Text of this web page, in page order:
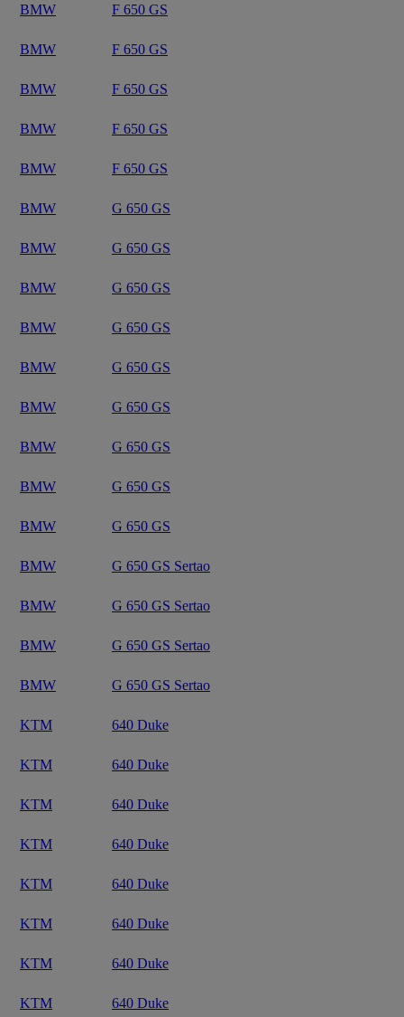
BMW F 650 GS
BMW F 650 GS
BMW F 650 GS
BMW F 650 GS
BMW F 650 GS
BMW G 650 GS
BMW G 650 GS
BMW G 650 GS
BMW G 650 GS
BMW G 650 GS
BMW G 650 GS
BMW G 650 GS
BMW G 650 GS
BMW G 650 GS
BMW G 650 GS Sertao
BMW G 650 GS Sertao
BMW G 650 GS Sertao
BMW G 650 GS Sertao
KTM 640 Duke
KTM 640 Duke
KTM 640 Duke
KTM 640 Duke
KTM 640 Duke
KTM 640 Duke
KTM 640 Duke
KTM 640 Duke